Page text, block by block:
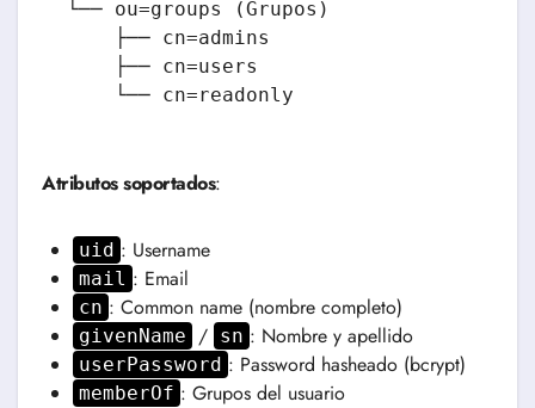
└── ou=groups (Grupos)
    └── cn=readonly
Atributos soportados:
uid : Username
mail : Email
cn : Common name (nombre completo)
givenName / sn : Nombre y apellido
userPassword : Password hasheado (bcrypt)
memberOf : Grupos del usuario